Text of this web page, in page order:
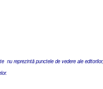
nu reprezintă punctele de vedere ale